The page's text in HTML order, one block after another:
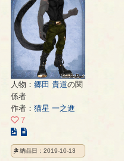
人物： 郷田 貴道の関
係者
作者： 猫星 一之進
7
の
イ
納品日：2019-10-13